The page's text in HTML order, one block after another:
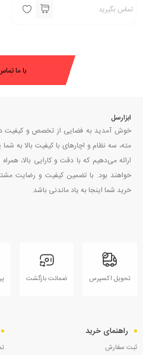
تماس بگیرید
با ما
ابزارسل
خوش آمدید به فضایی از تخصص و کیفیت در
مته، سه نظام و اچارهای با کیفیت بالا به شما
ارائه می‌دهیم که با دقت و کارایی بالا،
خواهند بود. با تضمین کیفیت و رضایت
خرید شما اینجا به یاد ماندنی باشد.
تحویل اکسپرس ضمانت بازگشت
راهنمای خرید
ثبت سفارش